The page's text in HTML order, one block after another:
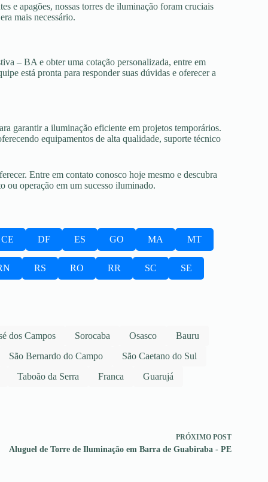
e apagões, nossas torres de iluminação foram cruciais
mais necessário.
– BA e obter uma cotação personalizada, entre em
está pronta para responder suas dúvidas e oferecer a
garantir a iluminação eficiente em projetos temporários.
equipamentos de alta qualidade, suporte técnico
Entre em contato conosco hoje mesmo e descubra
ou operação em um sucesso iluminado.
CE DF ES GO MA MT
RS RO RR SC SE
dos Campos Sorocaba Osasco
Bauru
São Bernardo do Campo
São Caetano do Sul
Taboão da Serra
Franca Guarujá
PRÓXIMO POST
Aluguel de Torre de Iluminação em Barra de Guabiraba - PE